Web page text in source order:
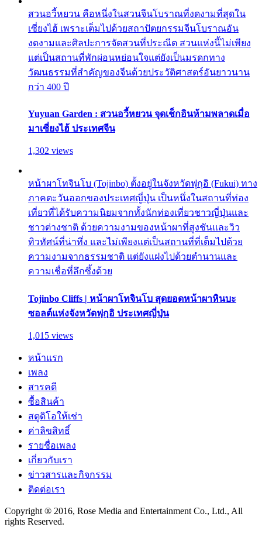
สวนอวี้หยวน คือหนึ่งในสวนจีนโบราณที่งดงามที่สุดใน
เซี่ยงไฮ้ เพราะเต็มไปด้วยสถาปัตยกรรมจีนโบราณอัน
งดงามและศิลปะการจัดสวนที่ประณีต สวนแห่งนี้ไม่เพียง
แต่เป็นสถานที่พักผ่อนหย่อนใจแต่ยังเป็นมรดกทาง
วัฒนธรรมที่สำคัญของจีนด้วยประวัติศาสตร์อันยาวนาน
กว่า 400 ปี
Yuyuan Garden : สวนอวี้หยวน จุดเช็กอินห้ามพลาดเมื่อ
มาเซี่ยงไฮ้ ประเทศจีน
1,302 views
หน้าผาโทจินโบ (Tojinbo) ตั้งอยู่ในจังหวัดฟุกุอิ (Fukui) ทาง
ภาคตะวันออกของประเทศญี่ปุ่น เป็นหนึ่งในสถานที่ท่อง
เที่ยวที่ได้รับความนิยมจากทั้งนักท่องเที่ยวชาวญี่ปุ่นและ
ชาวต่างชาติ ด้วยความงามของหน้าผาที่สูงชันและวิว
ทิวทัศน์ที่น่าทึ่ง และไม่เพียงแต่เป็นสถานที่ที่เต็มไปด้วย
ความงามจากธรรมชาติ แต่ยังแฝงไปด้วยตำนานและ
ความเชื่อที่ลึกซึ้งด้วย
Tojinbo Cliffs | หน้าผาโทจินโบ สุดยอดหน้าผาหินบะ
ซอลต์แห่งจังหวัดฟุกุอิ ประเทศญี่ปุ่น
1,015 views
หน้าแรก
เพลง
สารคดี
ซื้อสินค้า
สตูดิโอให้เช่า
ค่าลิขสิทธิ์
รายชื่อเพลง
เกี่ยวกับเรา
ข่าวสารและกิจกรรม
ติดต่อเรา
Copyright ® 2016, Rose Media and Entertainment Co., Ltd., All
rights Reserved.